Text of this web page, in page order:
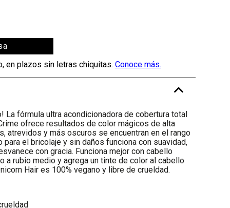
-
La fórmula ultra acondicionadora de cobertura total
ofrece resultados de color mágicos de alta
atrevidos y más oscuros se encuentran en el rango
para el bricolaje y sin daños funciona con suavidad,
con gracia. Funciona mejor con cabello
a rubio medio y agrega un tinte de color al cabello
Hair es 100% vegano y libre de crueldad.